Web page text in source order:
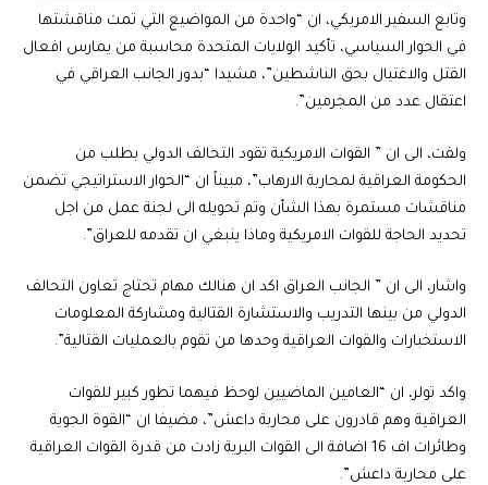
وتابع السفير الامريكي، ان “واحدة من المواضيع التي تمت مناقشتها
في الحوار السياسي، تأكيد الولايات المتحدة محاسبة من يمارس افعال
القتل والاغتيال بحق الناشطين”، مشيدا “بدور الجانب العراقي في
اعتقال عدد من المجرمين”.
ولفت، الى ان ” القوات الامريكية تقود التحالف الدولي بطلب من
الحكومة العراقية لمحاربة الارهاب”، مبيناً ان “الحوار الاستراتيجي تضمن
مناقشات مستمرة بهذا الشأن وتم تحويله الى لجنة عمل من اجل
تحديد الحاجة للقوات الامريكية وماذا ينبغي ان تقدمه للعراق”.
واشار، الى ان ” الجانب العراق اكد ان هنالك مهام تحتاج تعاون التحالف
الدولي من بينها التدريب والاستشارة القتالية ومشاركة المعلومات
الاستخبارات والقوات العراقية وحدها من تقوم بالعمليات القتالية”.
واكد تولر، ان “العامين الماضيين لوحظ فيهما تطور كبير للقوات
العراقية وهم قادرون على محاربة داعش”، مضيفا ان “القوة الجوية
وطائرات اف 16 اضافة الى القوات البرية زادت من قدرة القوات العراقية
على محاربة داعش”.